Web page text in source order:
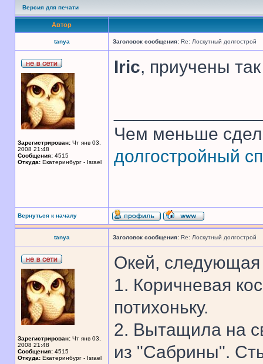
Версия для печати
Автор
tanya Заголовок сообщения: Re: Лоскутный долгострой
Зарегистрирован: Чт янв 03,
2008 21:48
Сообщения: 4515
Откуда: Екатеринбург - Israel
Iric, приучены
Чем меньше
долгостройный
Вернуться к началу
tanya Заголовок сообщения: Re: Лоскутный долгострой
Зарегистрирован: Чт янв 03,
2008 21:48
Сообщения: 4515
Откуда: Екатеринбург - Israel
Окей, следующая
1. Коричневая
потихоньку.
2. Вытащила на
из "Сабрины".